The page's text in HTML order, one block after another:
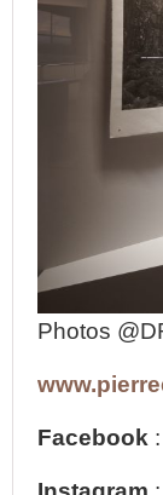
Photos
Facebook :